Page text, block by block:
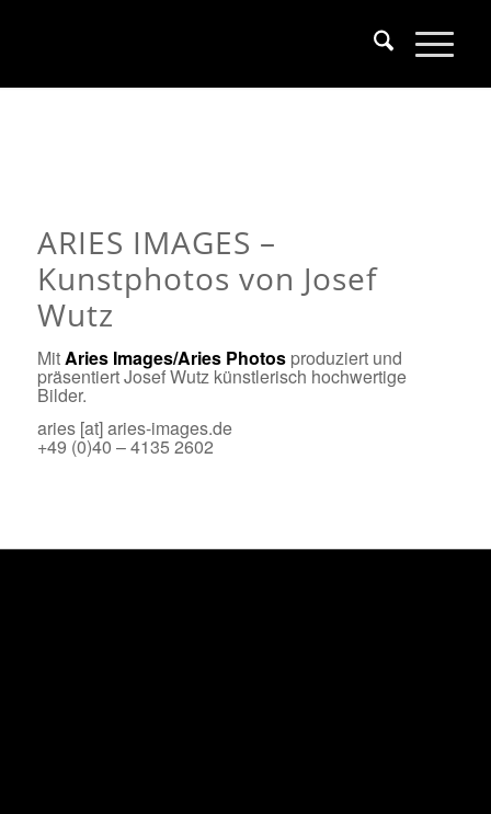
ARIES IMAGES –
Kunstphotos von Josef
Wutz
Mit Aries Images/Aries Photosproduziert und
präsentiert Josef Wutz künstlerisch hochwertige
Bilder.
aries [at] aries-images.de
+49 (0)40 – 4135 2602